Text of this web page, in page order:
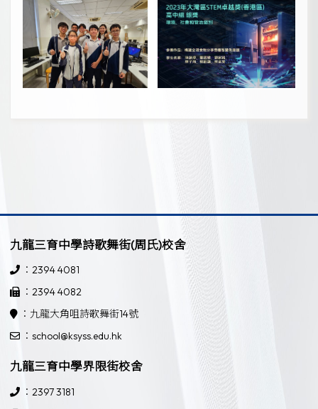
九龍三育中學詩歌舞街(周氏)校舍
：2394 4081
：2394 4082
：九龍大角咀詩歌舞街14號
：school@ksyss.edu.hk
九龍三育中學界限街校舍
：2397 3181